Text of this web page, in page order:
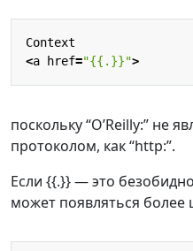
Context
<a href="{{.}}">
поскольку “O’Reilly:” не
протоколом, как “http:”.
Если {{.}} — это
может появляться более